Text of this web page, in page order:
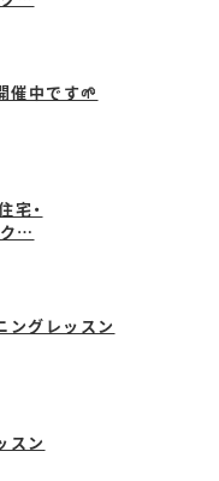
催中です🌱
宅・
…
ングレッスン
スン